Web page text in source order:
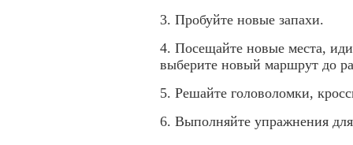
3. Пробуйте новые запахи.
4. Посещайте новые места,
выберите новый маршрут до
5. Решайте головоломки,
6. Выполняйте упражнения